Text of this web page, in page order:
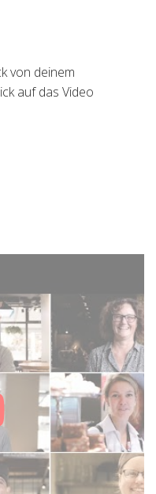
von deinem
auf das Video